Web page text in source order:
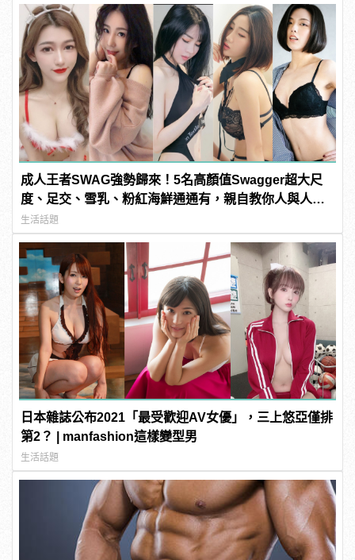
成人王者SWAG強勢歸來！5名高顏值Swagger超大尺
度、足交、雪乳、粉紅海鮮通通有，親自教你人與人的
連結！ | manfashion這樣變型男
生活話題
日本雜誌公布2021「最受歡迎AV女優」，三上悠亞僅排
第2？ | manfashion這樣變型男
生活話題